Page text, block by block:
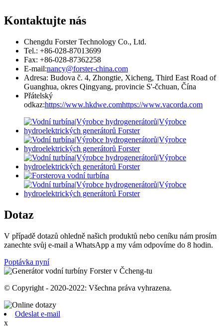
Kontaktujte nás
Chengdu Forster Technology Co., Ltd.
Tel.: +86-028-87013699
Fax: +86-028-87362258
E-mail:nancy@forster-china.com
Adresa: Budova č. 4, Zhongtie, Xicheng, Third East Road of
Guanghua, okres Qingyang, provincie S'-čchuan, Čína
Přátelský
odkaz:https://www.hkdwe.comhttps://www.vacorda.com
Dotaz
V případě dotazů ohledně našich produktů nebo ceníku nám prosím
zanechte svůj e-mail a WhatsApp a my vám odpovíme do 8 hodin.
Poptávka nyní
© Copyright - 2020-2022: Všechna práva vyhrazena.
Odeslat e-mail
x